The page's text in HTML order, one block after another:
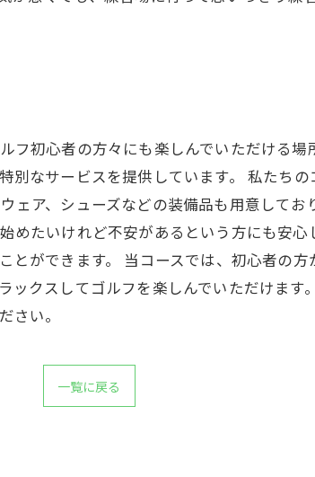
初心者の方々にも楽しんでいただける
なサービスを提供しています。 私たち
ア、シューズなどの装備品も用意してお
たいけれど不安があるという方にも安
とができます。 当コースでは、初心者の
クスしてゴルフを楽しんでいただけます
さい。
一覧に戻る